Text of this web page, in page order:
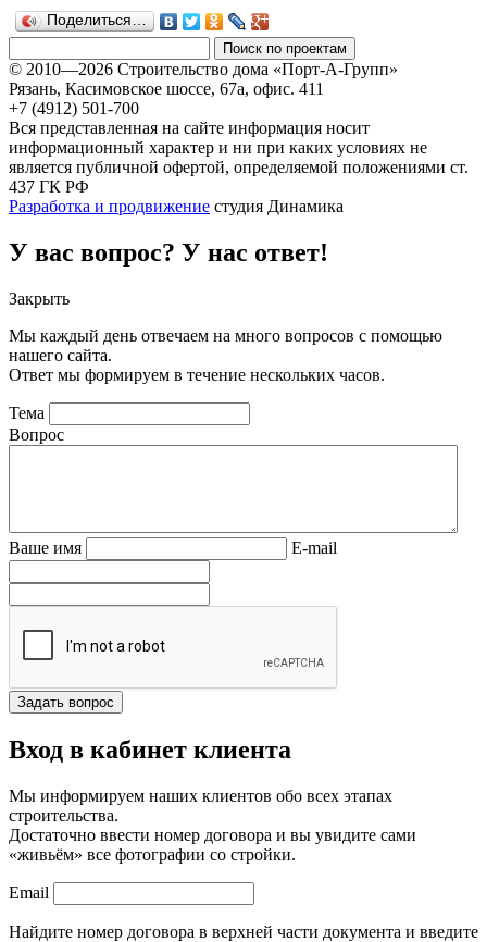
Поделиться…
© 2010—2026 Строительство дома «Порт-А-Групп»
Рязань, Касимовское шоссе, 67а, офиc. 411
+7 (4912) 501-700
Вся представленная на сайте информация носит
информационный характер и ни при каких условиях не
является публичной офертой, определяемой положениями ст.
437 ГК РФ
Разработка и продвижение студия Динамика
У вас вопрос? У нас ответ!
Закрыть
Мы каждый день отвечаем на много вопросов с помощью
нашего сайта.
Ответ мы формируем в течение нескольких часов.
Тема
Вопрос
Ваше имя E-mail
Вход в кабинет клиента
Мы информируем наших клиентов обо всех этапах
строительства.
Достаточно ввести номер договора и вы увидите сами
«живьём» все фотографии со стройки.
Email
Найдите номер договора в верхней части документа и введите